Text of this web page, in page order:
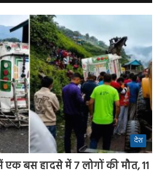
देश
बस हादसे में 7 लोगों की मौत, 11